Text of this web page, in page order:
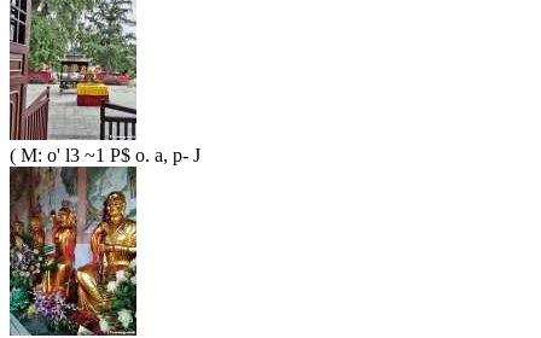
( M: o' l3 ~1 P$ o. a, p- J